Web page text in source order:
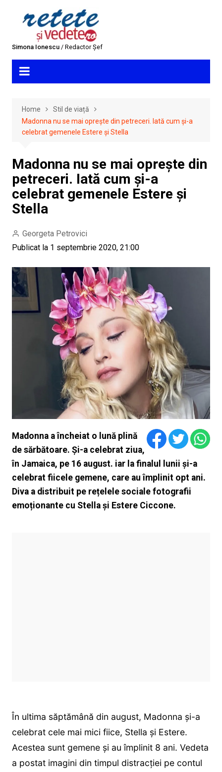
Simona Ionescu/ Redactor Șef
Home
Stil de viață
Madonna nu se mai oprește din petreceri. Iată cum și-a
celebrat gemenele Estere și Stella
Madonna nu se mai oprește din
petreceri. Iată cum și-a
celebrat gemenele Estere și
Stella
Georgeta Petrovici
Publicat la 1 septembrie 2020, 21:00
Madonna a încheiat o lună plină
de sărbătoare. Și-a celebrat ziua,
în Jamaica, pe 16 august. iar la finalul lunii și-a
celebrat fiicele gemene, care au împlinit opt ani.
Diva a distribuit pe rețelele sociale fotografii
emoționante cu Stella și Estere Ciccone.
În ultima săptămână din august, Madonna și-a
celebrat cele mai mici fiice, Stella și Estere.
Acestea sunt gemene și au împlinit 8 ani. Vedeta
a postat imagini din timpul distracției pe contul